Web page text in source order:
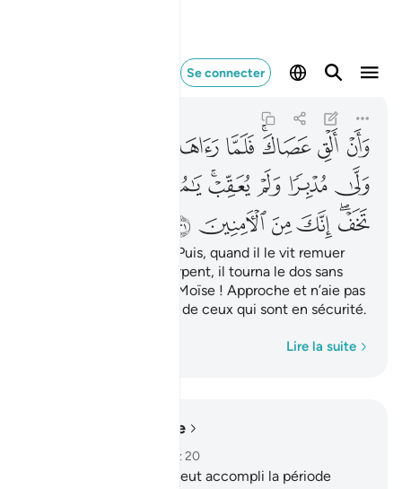
Se connecter
ﱳ ﱴﱵﱶ ﱷﱸ
ﱼﱽﱾﱿﲀﲁ
ﲄﲅﲆﲇﲈ ﲉ
Et : "Jette ton bâton !" Puis, quand il le vit remuer
comme si c’était un serpent, il tourna le dos sans
même se retourner." ô Moïse ! Approche et n’aie pas
peur ! Tu es du nombre de ceux qui sont en sécurité.
Lire la suite
Lire dans le contexte
Chapitre 28, Page 389, Juz 20
Puis, lorsque Moïse eut accompli la période